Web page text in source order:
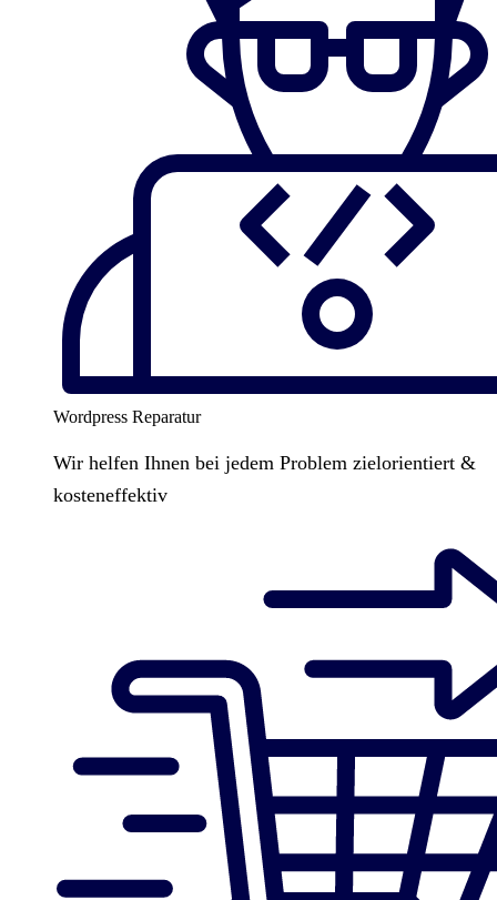
Wordpress Reparatur
Wir helfen Ihnen bei jedem Problem zielorientiert &
kosteneffektiv